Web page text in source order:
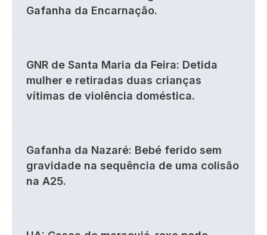
Gafanha da Encarnação.
GNR de Santa Maria da Feira: Detida
mulher e retiradas duas crianças
vítimas de violência doméstica.
Gafanha da Nazaré: Bebé ferido sem
gravidade na sequência de uma colisão
na A25.